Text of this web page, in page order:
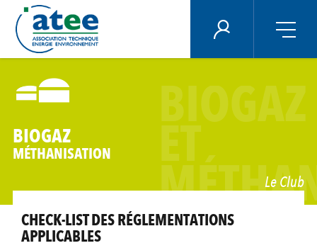
contenu
principal
ÉNERGIE PLUS
BIOGAZ
ET
BIOGAZ
MÉTHANISATION
Le Club
CHECK-LIST DES RÉGLEMENTATIONS
APPLICABLES
Panneau de gestion des cookies